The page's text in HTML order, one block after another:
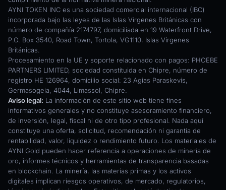
AYNI TOKEN INC es una sociedad comercial internacional (IBC)
incorporada bajo las leyes de las Islas Vírgenes Británicas con
número de compañía 2174797, domiciliada en 19 Waterfront Drive,
P.O. Box 3540, Road Town, Tortola, VG1110, Islas Vírgenes
Británicas.
Procesamiento en la UE y soporte relacionado con pagos: PHOEBE
PARTNERS LIMITED, sociedad constituida en Chipre, número de
registro HE 126964, domicilio social: 23 Agias Paraskevis,
Germasogeia, 4044, Limassol, Chipre.
Aviso legal: La información de este sitio web tiene fines
informativos generales y no constituye asesoramiento financiero,
de inversión, legal, fiscal ni de otro tipo profesional. Nada aquí
constituye una oferta, solicitud, recomendación ni garantía de
rentabilidad, valor, liquidez o rendimiento futuro. Los materiales de
AYNI Gold pueden hacer referencia a operaciones de minería de
oro, informes técnicos y herramientas de transparencia basadas
en blockchain. La minería, las materias primas y los activos
digitales implican riesgos operativos, de mercado, regulatorios,